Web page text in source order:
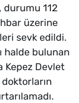
112
üzerine
sevk edildi.
halde bulunan
Kepez Devlet
doktorların